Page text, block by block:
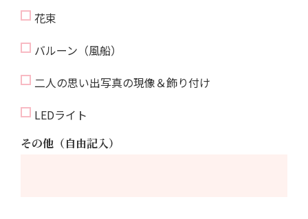
花束
バルーン（風船）
二人の思い出写真の現像＆飾り付け
LEDライト
その他（自由記入）